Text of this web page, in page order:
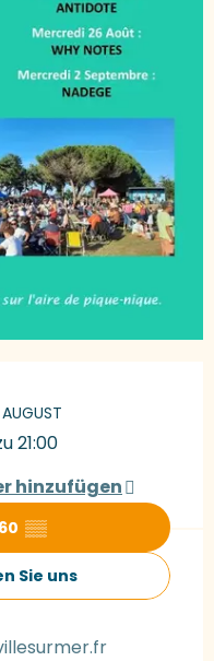
AUGUST
21:00
hinzufügen
▒▒
Sie uns